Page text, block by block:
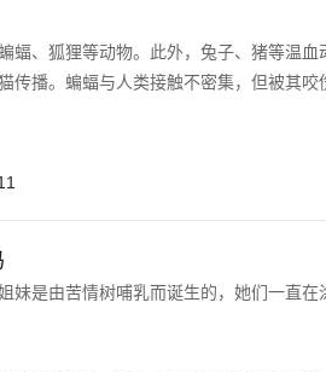
蝠、狐狸等动物。此外，兔子、猪等温血
传播。蝙蝠与人类接触不密集，但被其咬
妹是由苦情树哺乳而诞生的，她们一直在